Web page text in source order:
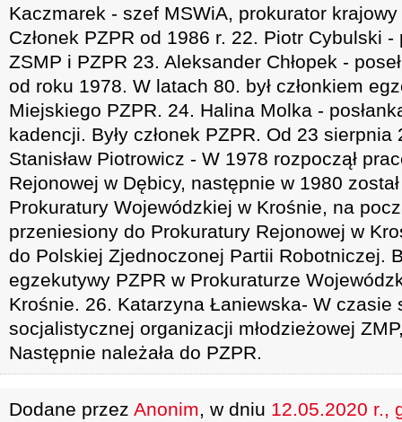
Kaczmarek - szef MSWiA, prokurator
Członek PZPR od 1986 r. 22. Piotr Cybulski -
ZSMP i PZPR 23. Aleksander Chłopek -
od roku 1978. W latach 80. był członkiem
Miejskiego PZPR. 24. Halina Molka -
kadencji. Były członek PZPR. Od 23 sierpnia
Stanisław Piotrowicz - W 1978 rozpoczął
Rejonowej w Dębicy, następnie w 1980
Prokuratury Wojewódzkiej w Krośnie, na
przeniesiony do Prokuratury Rejonowej w
do Polskiej Zjednoczonej Partii Robotniczej.
egzekutywy PZPR w Prokuraturze
Krośnie. 26. Katarzyna Łaniewska- W czasie
socjalistycznej organizacji młodzieżowej
Następnie należała do PZPR.
Dodane przez Anonim, w dniu 12.05.2020 r.,